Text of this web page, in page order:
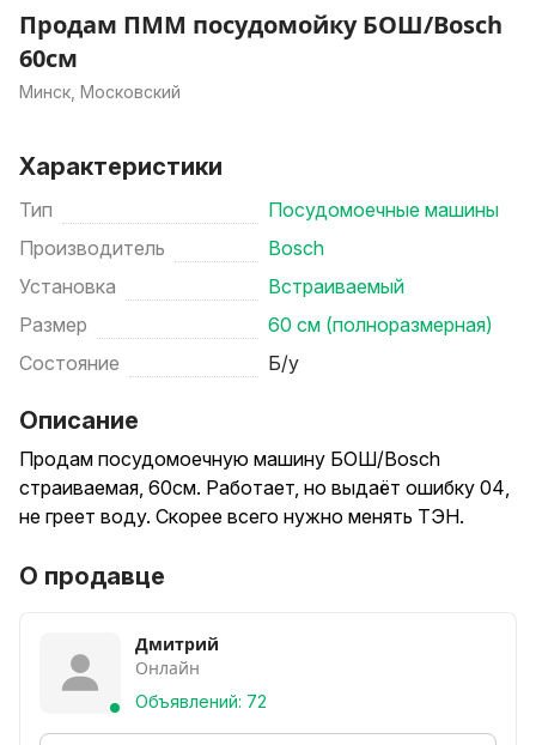
Продам ПММ посудомойку БОШ/Bosch
60см
Минск, Московский
Характеристики
Тип
Посудомоечные машины
Производитель
Bosch
Установка
Встраиваемый
Размер
60 см (полноразмерная)
Состояние
Б/у
Описание
Продам посудомоечную машину БОШ/Bosch
страиваемая, 60см. Работает, но выдаёт ошибку 04,
не греет воду. Скорее всего нужно менять ТЭН.
О продавце
Дмитрий
Онлайн
Объявлений: 72